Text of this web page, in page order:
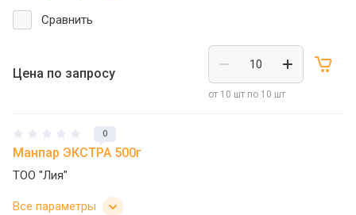
Сравнить
Цена по запросу
от 10 шт по 10 шт
0
Манпар ЭКСТРА 500г
ТОО "Лия"
Все параметры